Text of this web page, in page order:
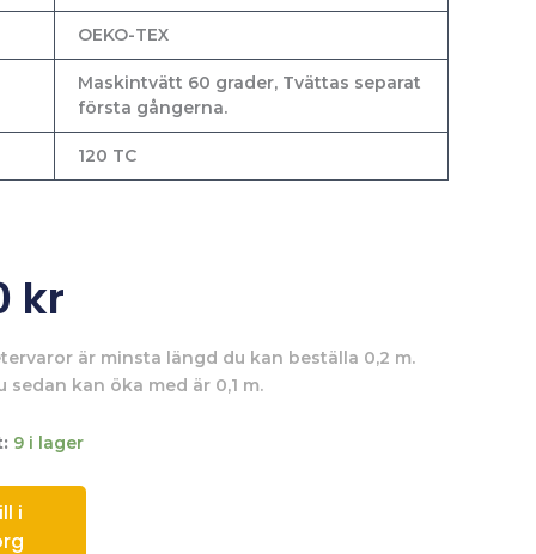
OEKO-TEX
Maskintvätt 60 grader, Tvättas separat
första gångerna.
120 TC
kr
är minsta längd du kan beställa 0,2 m.
sedan kan öka med är 0,1 m.
9 i lager
i